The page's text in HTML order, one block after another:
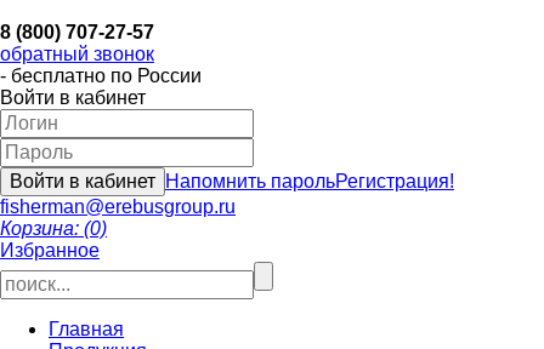
8 (800) 707-27-57
обратный звонок
- бесплатно по России
Войти в кабинет
Напомнить парольРегистрация!
fisherman@erebusgroup.ru
Корзина: (0)
Избранное
Главная